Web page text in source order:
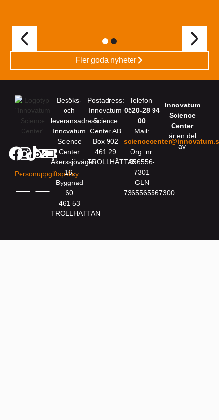
Fler goda nyheter
Personuppgiftspolicy
Besöks-
och
leveransadress:
Innovatum
Science
Center
Åkerssjövägen
16,
Byggnad
60
461 53
TROLLHÄTTAN
Postadress:
Innovatum
Science
Center AB
Box 902
461 29
TROLLHÄTTAN
Telefon:
0520-28 94
00
Mail:
Org. nr.
556556-
7301
GLN
7365565567300
Innovatum
Science
Center
är en del
av